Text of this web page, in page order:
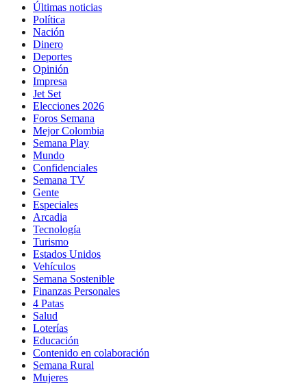
Últimas noticias
Política
Nación
Dinero
Deportes
Opinión
Impresa
Jet Set
Elecciones 2026
Foros Semana
Mejor Colombia
Semana Play
Mundo
Confidenciales
Semana TV
Gente
Especiales
Arcadia
Tecnología
Turismo
Estados Unidos
Vehículos
Semana Sostenible
Finanzas Personales
4 Patas
Salud
Loterías
Educación
Contenido en colaboración
Semana Rural
Mujeres